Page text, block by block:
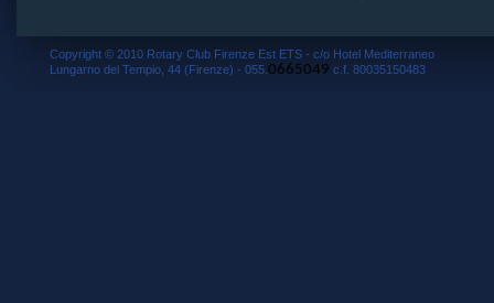
Copyright © 2010 Rotary Club Firenze Est ETS - c/o Hotel Mediterraneo
Lungarno del Tempio, 44 (Firenze) - 055. 0665049 c.f. 80035150483